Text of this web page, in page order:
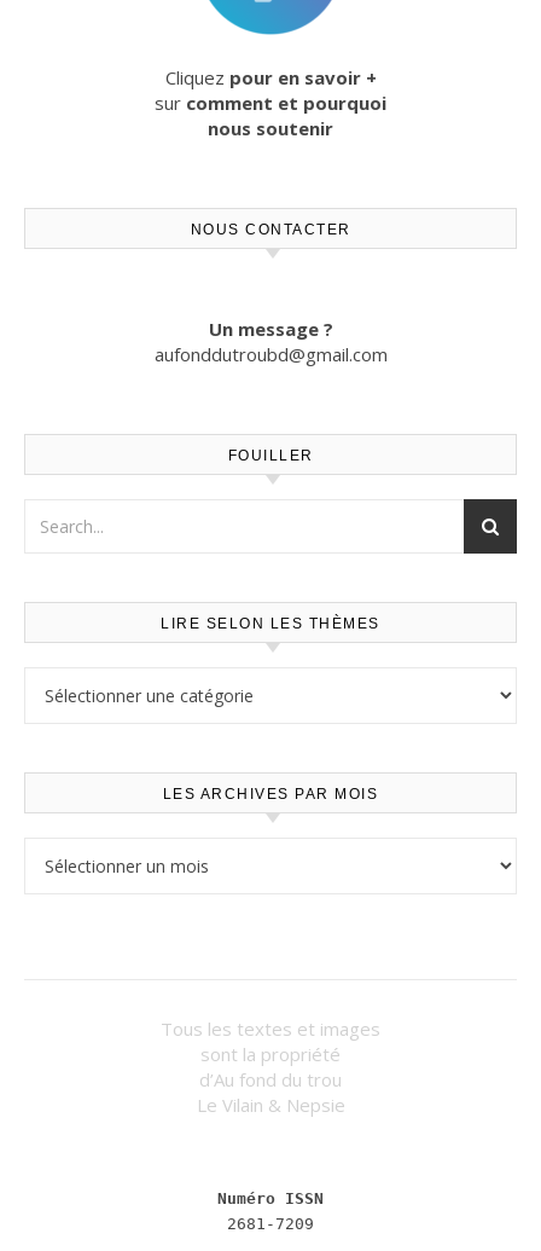
Cliquez pour en savoir +
sur comment et pourquoi
nous soutenir
NOUS CONTACTER
Un message ?
aufonddutroubd@gmail.com
FOUILLER
LIRE SELON LES THÈMES
LES ARCHIVES PAR MOIS
Tous les textes et images
sont la propriété
d’Au fond du trou
Le Vilain & Nepsie
Numéro ISSN
2681-7209